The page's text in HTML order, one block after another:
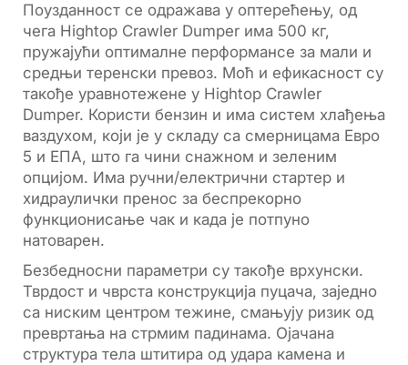
Поузданност се одражава у оптерећењу, од
чега Hightop Crawler Dumper има 500 кг,
пружајући оптималне перформансе за мали и
средњи теренски превоз. Моћ и ефикасност су
такође уравнотежене у Hightop Crawler
Dumper. Користи бензин и има систем хлађења
ваздухом, који је у складу са смерницама Евро
5 и ЕПА, што га чини снажном и зеленим
опцијом. Има ручни/електрични стартер и
хидраулички пренос за беспрекорно
функционисање чак и када је потпуно
натоварен.
Безбедносни параметри су такође врхунски.
Тврдост и чврста конструкција пуцача, заједно
са ниским центром тежине, смањују ризик од
превртања на стрмим падинама. Ојачана
структура тела штитира од удара камена и